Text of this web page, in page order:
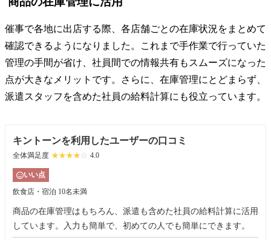
催事で各地に出店する際、各店舗ごとの在庫状況をまとめて
確認できるようになりました。これまで手作業で行っていた
管理の手間が省け、社員間での情報共有もスムーズになった
点が大きなメリットです。さらに、在庫管理にとどまらず、
派遣スタッフを含めた社員の給料計算にも役立っています。
キントーンを利用したユーザーの口コミ
全体満足度 ☆☆☆☆☆
★★★★★ 4.0
いい点
飲食店・宿泊 10名未満
商品の在庫管理はもちろん、派遣も含めた社員の給料計算に活用
しています。入力も簡単で、初めての人でも簡単にできます。